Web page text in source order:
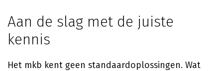
Aan de slag met de juiste
kennis
Het mkb kent geen standaardoplossingen. Wat